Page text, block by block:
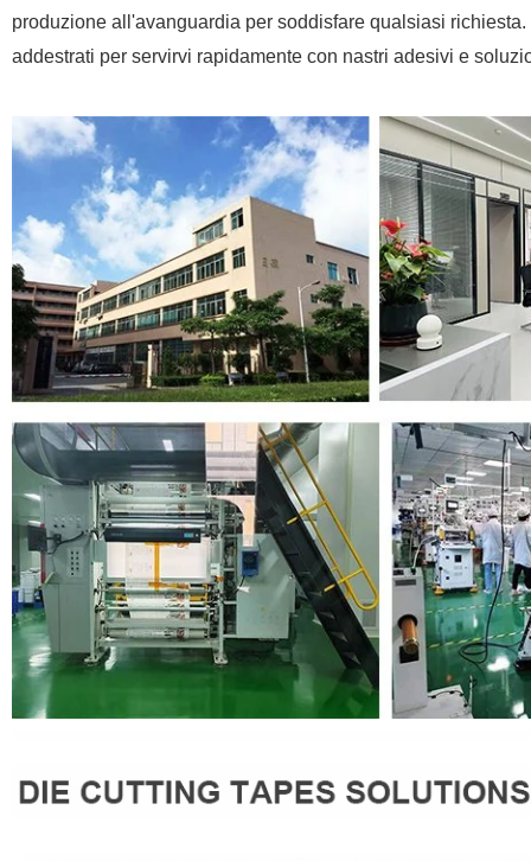
produzione all'avanguardia per soddisfare qualsiasi
addestrati per servirvi rapidamente con nastri adesivi e